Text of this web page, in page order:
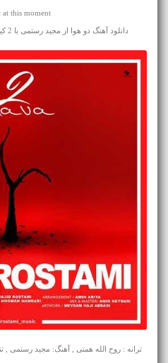
at this moment
دانلود آهنگ دو هوا از مجید رستمی با 2 کیفیت 128 و 320 همراه با متن آهنگ ?
ترانه : روح الله همتی , آهنگ: مجید رستمی ,